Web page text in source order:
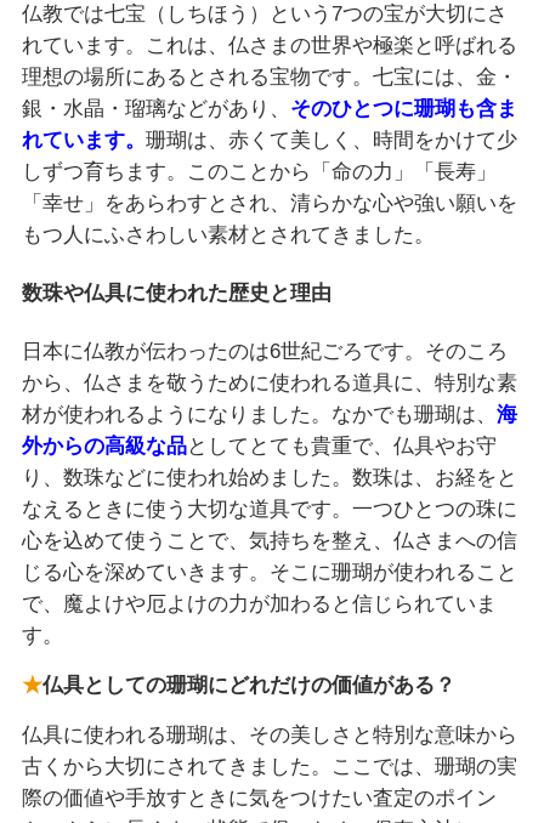
仏教では七宝（しちほう）という7つの宝が大切にさ
れています。これは、仏さまの世界や極楽と呼ばれる
理想の場所にあるとされる宝物です。七宝には、金・
銀・水晶・瑠璃などがあり、 そのひとつに珊瑚も含ま
れています。 珊瑚は、赤くて美しく、時間をかけて少
しずつ育ちます。このことから「命の力」「長寿」
「幸せ」をあらわすとされ、清らかな心や強い願いを
もつ人にふさわしい素材とされてきました。
数珠や仏具に使われた歴史と理由
日本に仏教が伝わったのは6世紀ごろです。そのころ
から、仏さまを敬うために使われる道具に、特別な素
材が使われるようになりました。なかでも珊瑚は、 海
外からの高級な品としてとても貴重で、仏具やお守
り、数珠などに使われ始めました。数珠は、お経をと
なえるときに使う大切な道具です。一つひとつの珠に
心を込めて使うことで、気持ちを整え、仏さまへの信
じる心を深めていきます。そこに珊瑚が使われること
で、魔よけや厄よけの力が加わると信じられていま
す。
仏具としての珊瑚にどれだけの価値がある？
仏具に使われる珊瑚は、その美しさと特別な意味から
古くから大切にされてきました。ここでは、珊瑚の実
際の価値や手放すときに気をつけたい査定のポイン